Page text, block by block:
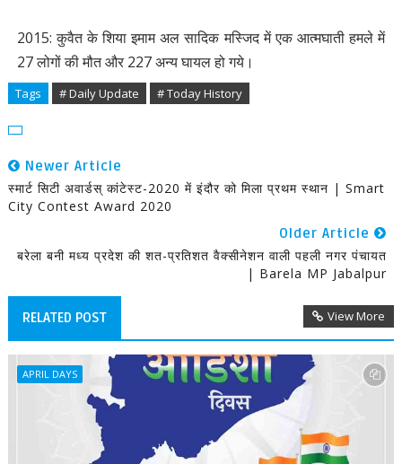
2015: कुवैत के शिया इमाम अल सादिक मस्जिद में एक आत्मघाती हमले में
27 लोगों की मौत और 227 अन्य घायल हो गये।
Tags # Daily Update # Today History
Newer Article
स्मार्ट सिटी अवार्डस् कांटेस्ट-2020 में इंदौर को मिला प्रथम स्थान | Smart
City Contest Award 2020
Older Article
बरेला बनी मध्य प्रदेश की शत-प्रतिशत वैक्सीनेशन वाली पहली नगर पंचायत
| Barela MP Jabalpur
RELATED POST View More
APRIL DAYS